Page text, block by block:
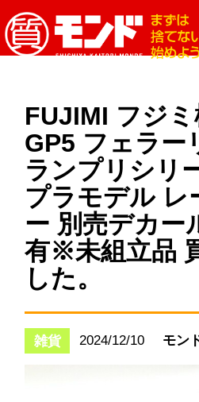
FUJIMI フジ
GP5 フェラー
ランプリシリ
プラモデル レ
ー 別売デカー
有※未組立品
した。
雑貨 2024/12/10 モン